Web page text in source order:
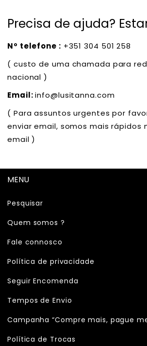
Precisa de ajuda?
Nº telefone : +351 304 501 258
( custo de uma chamada para
nacional )
Email:info@lusitanna.com
( Para assuntos urgentes por
enviar email, somos mais rápidos
email )
MENU
Pesquisar
Quem somos ?
Fale connosco
Política de privacidade
Seguir Encomenda
Tempos de Envio
Campanha “Compre mais, pague
Política de Trocas